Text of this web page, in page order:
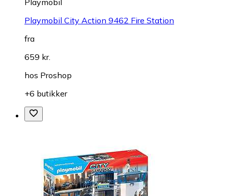
Playmobil City Action 9462 Fire Station
fra
659 kr.
hos Proshop
+6 butikker